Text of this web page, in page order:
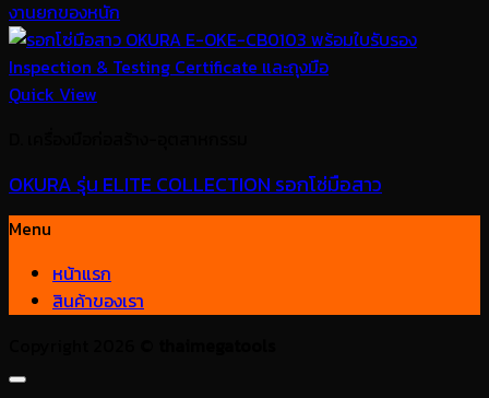
Quick View
OKURA รุ่น ELITE COLLECTION รอกโซ่มือสาว
Menu
หน้าแรก
สินค้าของเรา